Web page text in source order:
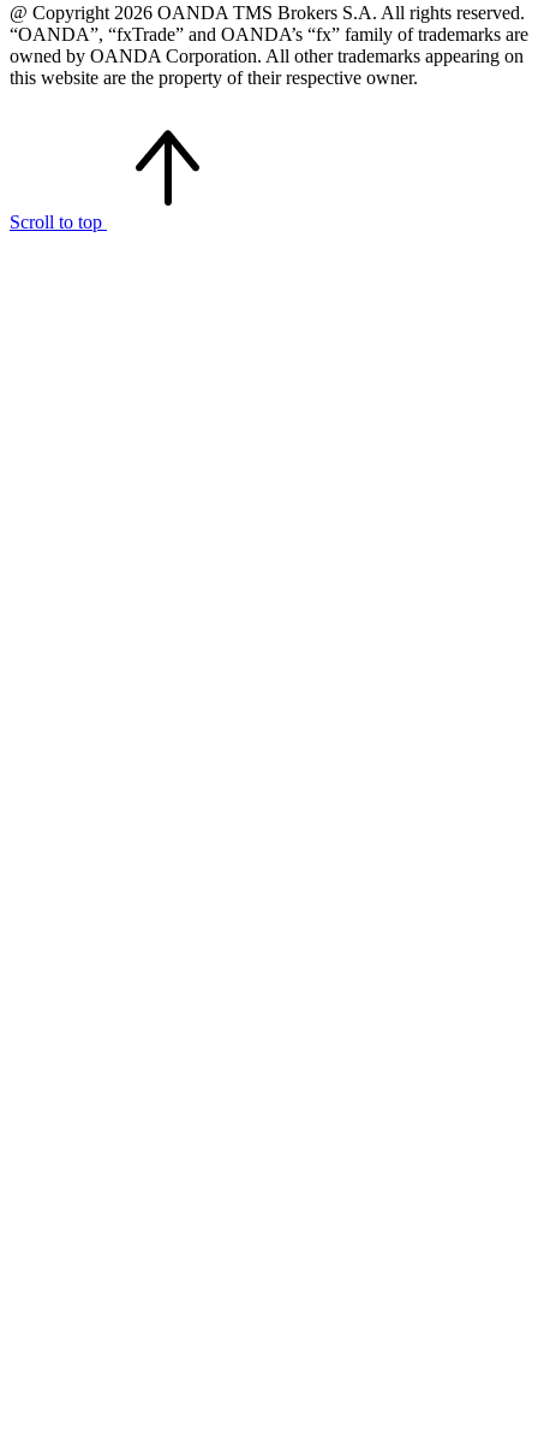
@ Copyright 2026 OANDA TMS Brokers S.A. All rights reserved.
“OANDA”, “fxTrade” and OANDA’s “fx” family of trademarks are
owned by OANDA Corporation. All other trademarks appearing on
this website are the property of their respective owner.
Scroll to top